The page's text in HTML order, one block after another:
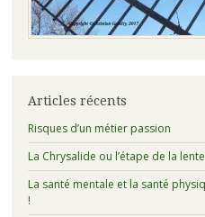
Articles récents
Risques d’un métier passion
La Chrysalide ou l’étape de la
La santé mentale et la santé
!